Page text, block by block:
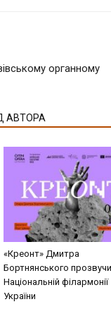
органному
АВТОРА
«Креонт» Дмитра
Бортнянського
Національній філармонії
України